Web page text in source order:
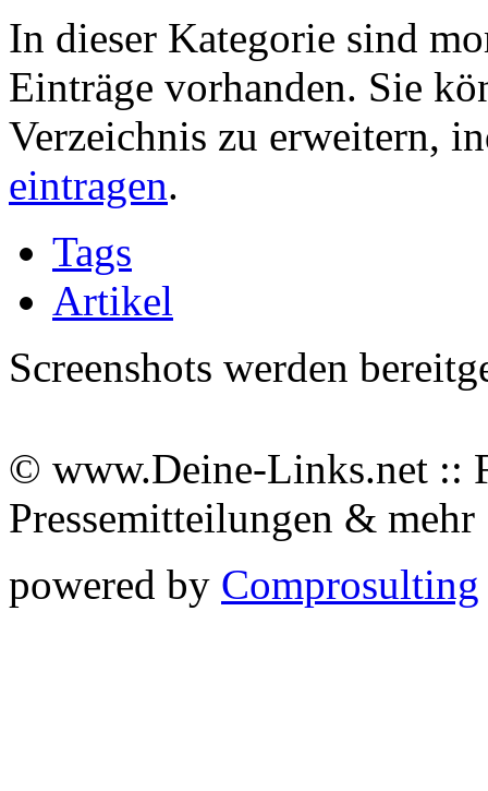
In dieser Kategorie sind
Einträge vorhanden. Sie
Verzeichnis zu erweitern,
eintragen.
Tags
Artikel
Screenshots werden
© www.Deine-Links.net ::
Pressemitteilungen &
powered by Comprosulting